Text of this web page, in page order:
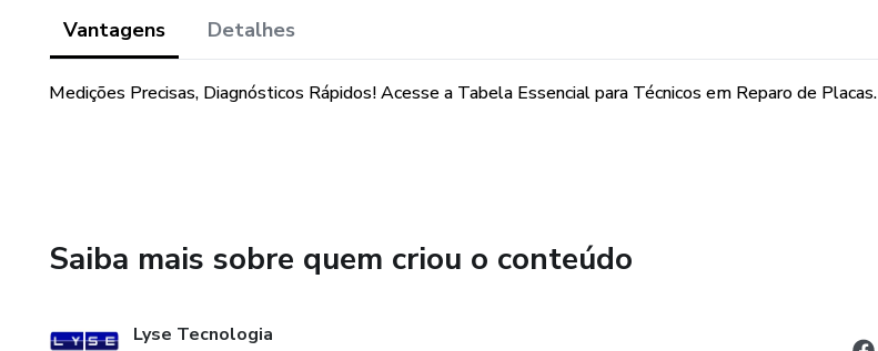
Vantagens Detalhes
Medições Precisas, Diagnósticos Rápidos! Acesse a Tabela Essencial para Técnicos em Reparo de Placas.
Saiba mais sobre quem criou o conteúdo
Lyse Tecnologia